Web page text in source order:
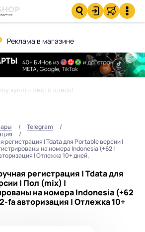
Реклама в магазине
купить место здесь!
Telegram
регистрация | Tdata для Portable версии |
на номера Indonesia (+62 |
| Отлежка 10+ дней.
регистрация | Tdata для
| Пол (mix) |
на номера Indonesia (+62
fa авторизация | Отлежка 10+